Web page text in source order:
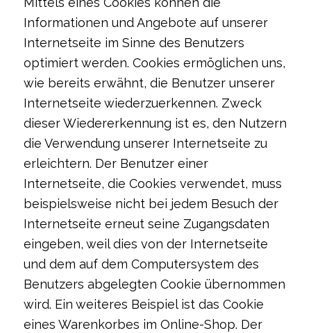
Informationen und Angebote auf unserer
Internetseite im Sinne des Benutzers
optimiert werden. Cookies ermöglichen uns,
wie bereits erwähnt, die Benutzer unserer
Internetseite wiederzuerkennen. Zweck
dieser Wiedererkennung ist es, den Nutzern
die Verwendung unserer Internetseite zu
erleichtern. Der Benutzer einer
Internetseite, die Cookies verwendet, muss
beispielsweise nicht bei jedem Besuch der
Internetseite erneut seine Zugangsdaten
eingeben, weil dies von der Internetseite
und dem auf dem Computersystem des
Benutzers abgelegten Cookie übernommen
wird. Ein weiteres Beispiel ist das Cookie
eines Warenkorbes im Online-Shop. Der